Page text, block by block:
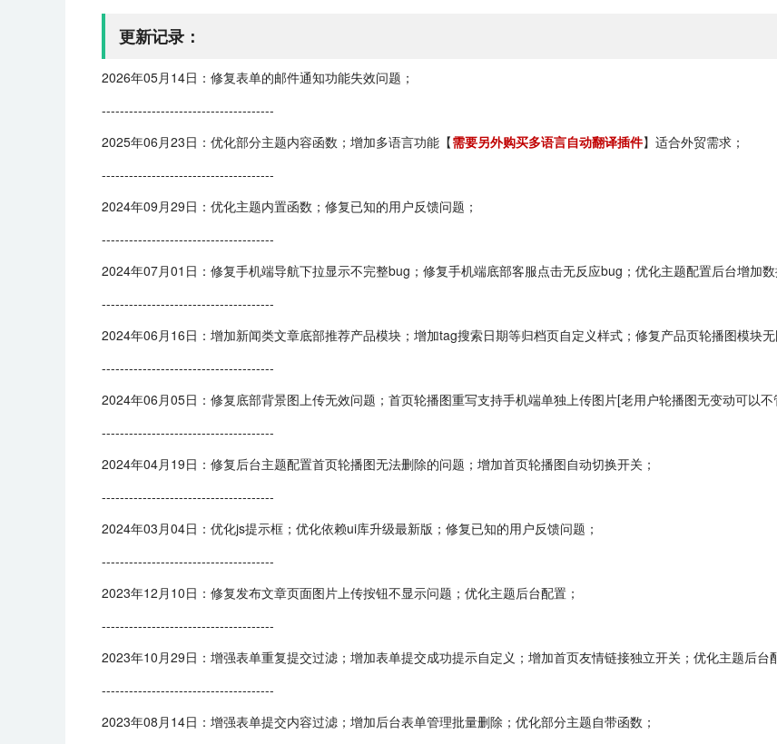
更新记录：
2026年05月14日：修复表单的邮件通知功能失效问题；
--------------------------------------
2025年06月23日：优化部分主题内容函数；增加多语言功能【需要另外购买多语言自动翻译插件】适合外贸需求；
--------------------------------------
2024年09月29日：优化主题内置函数；修复已知的用户反馈问题；
--------------------------------------
2024年07月01日：修复手机端导航下拉显示不完整bug；修复手机端底部客服点击无反应bug；优化主题配置后台增加数
--------------------------------------
2024年06月16日：增加新闻类文章底部推荐产品模块；增加tag搜索日期等归档页自定义样式；修复产品页轮播图模块
--------------------------------------
2024年06月05日：修复底部背景图上传无效问题；首页轮播图重写支持手机端单独上传图片[老用户轮播图无变动可以不
--------------------------------------
2024年04月19日：修复后台主题配置首页轮播图无法删除的问题；增加首页轮播图自动切换开关；
--------------------------------------
2024年03月04日：优化js提示框；优化依赖ui库升级最新版；修复已知的用户反馈问题；
--------------------------------------
2023年12月10日：修复发布文章页面图片上传按钮不显示问题；优化主题后台配置；
--------------------------------------
2023年10月29日：增强表单重复提交过滤；增加表单提交成功提示自定义；增加首页友情链接独立开关；优化主题后台
--------------------------------------
2023年08月14日：增强表单提交内容过滤；增加后台表单管理批量删除；优化部分主题自带函数；